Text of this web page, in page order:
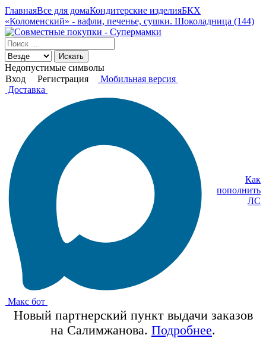
ГлавнаяВсе для домаКондитерские изделияБКХ
«Коломенский» - вафли, печенье, сушки. Шоколадница (144)
Искать
Недопустимые символы
Вход
Регистрация
Мобильная версия
Доставка
Макс бот
Как
пополнить
ЛС
Новый партнерский пункт выдачи заказов
на Салимжанова. Подробнее.